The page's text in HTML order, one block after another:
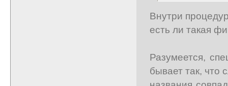
Внутри
есть ли такая
Разумеется,
бывает так, что